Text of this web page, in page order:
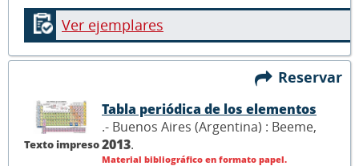
Ver ejemplares
Reservar
Texto impreso
Tabla periódica de los elementos
.- Buenos Aires (Argentina) : Beeme,
2013.
Material bibliográfico en formato papel.